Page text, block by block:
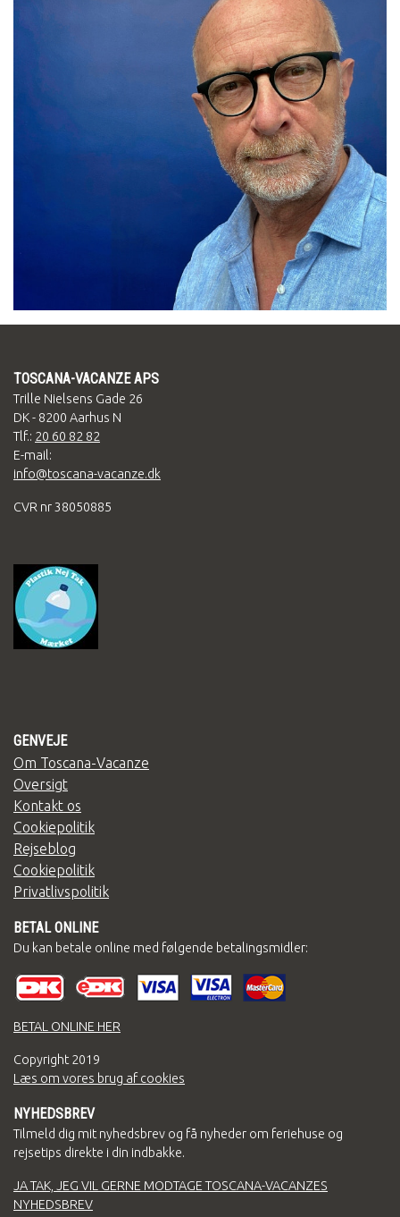
TOSCANA-VACANZE APS
Trille Nielsens Gade 26
DK - 8200 Aarhus N
Tlf.: 20 60 82 82
E-mail:
info@toscana-vacanze.dk
CVR nr 38050885
GENVEJE
Om Toscana-Vacanze
Oversigt
Kontakt os
Cookiepolitik
Rejseblog
Cookiepolitik
Privatlivspolitik
BETAL ONLINE
Du kan betale online med følgende betalingsmidler:
BETAL ONLINE HER
Copyright 2019
Læs om vores brug af cookies
NYHEDSBREV
Tilmeld dig mit nyhedsbrev og få nyheder om feriehuse og
rejsetips direkte i din indbakke.
JA TAK, JEG VIL GERNE MODTAGE TOSCANA-VACANZES
NYHEDSBREV